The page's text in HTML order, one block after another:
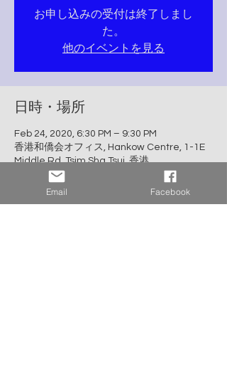
お申し込みの受付は終了しまし
た。
他のイベントを見る
日時・場所
Feb 24, 2020, 6:30 PM – 9:30 PM
香港和僑会オフィス, Hankow Centre, 1-1E
Middle Rd, Tsim Sha Tsui, 香港
イベントについて
Email Facebook